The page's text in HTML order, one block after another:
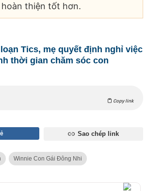
hoàn thiện tốt hơn.
Tics, mẹ quyết định nghỉ việc
thời gian chăm sóc con
Copy link
Sao chép link
Winnie Con Gái Đông Nhi